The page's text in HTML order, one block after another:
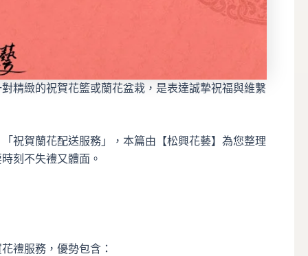
精緻的祝賀花籃或蘭花盆栽，是表達誠摯祝福與維繫
祝賀蘭花配送服務」，本篇由【松興花藝】為您整理
刻不失禮又體面。
禮服務，優勢包含：